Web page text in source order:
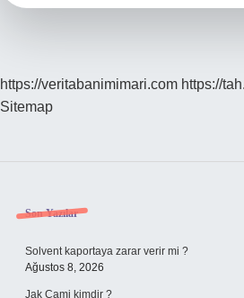
https://veritabanimimari.com https://
Sitemap
Sidebar
Son Yazılar
Solvent kaportaya zarar verir mi ?
Ağustos 8, 2026
Jak Cami kimdir ?